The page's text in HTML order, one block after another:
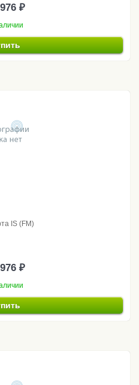
₽
IS (FM)
₽